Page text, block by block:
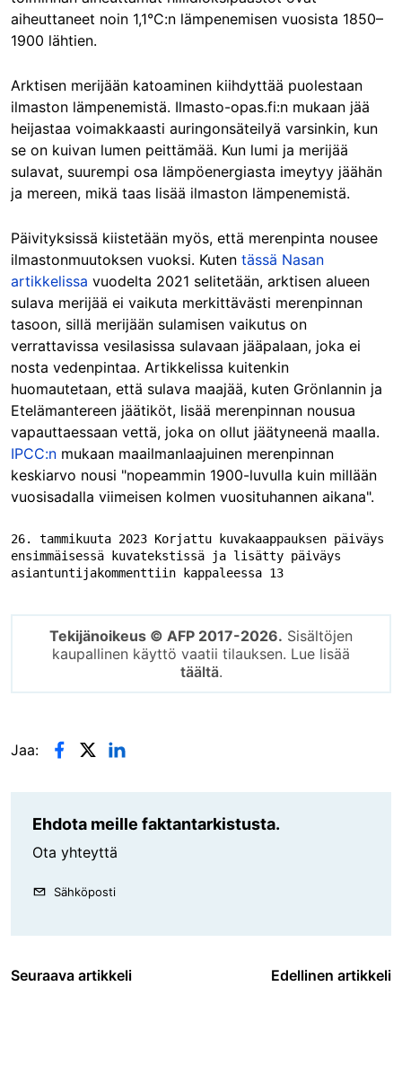
aiheuttaneet noin 1,1°C:n lämpenemisen vuosista 1850–
1900 lähtien.
Arktisen merijään katoaminen kiihdyttää puolestaan
ilmaston lämpenemistä. Ilmasto-opas.fi:n mukaan jää
heijastaa voimakkaasti auringonsäteilyä varsinkin, kun
se on kuivan lumen peittämää. Kun lumi ja merijää
sulavat, suurempi osa lämpöenergiasta imeytyy jäähän
ja mereen, mikä taas lisää ilmaston lämpenemistä.
Päivityksissä kiistetään myös, että merenpinta nousee
ilmastonmuutoksen vuoksi. Kuten tässä Nasan
artikkelissa vuodelta 2021 selitetään, arktisen alueen
sulava merijää ei vaikuta merkittävästi merenpinnan
tasoon, sillä merijään sulamisen vaikutus on
verrattavissa vesilasissa sulavaan jääpalaan, joka ei
nosta vedenpintaa. Artikkelissa kuitenkin
huomautetaan, että sulava maajää, kuten Grönlannin ja
Etelämantereen jäätiköt, lisää merenpinnan nousua
vapauttaessaan vettä, joka on ollut jäätyneenä maalla.
IPCC:n mukaan maailmanlaajuinen merenpinnan
keskiarvo nousi "nopeammin 1900-luvulla kuin millään
vuosisadalla viimeisen kolmen vuosituhannen aikana".
26. tammikuuta 2023 Korjattu kuvakaappauksen päiväys
ensimmäisessä kuvatekstissä ja lisätty päiväys
asiantuntijakommenttiin kappaleessa 13
Tekijänoikeus © AFP 2017-2026. Sisältöjen
kaupallinen käyttö vaatii tilauksen. Lue lisää
täältä.
Jaa:
Ehdota meille faktantarkistusta.
Ota yhteyttä
Sähköposti
Seuraava artikkeli Edellinen artikkeli